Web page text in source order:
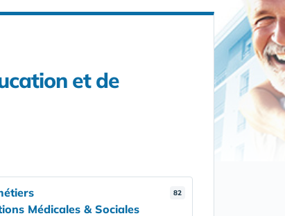
et de
82
Médicales & Sociales